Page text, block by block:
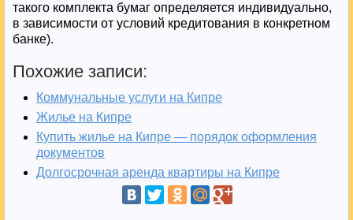
такого комплекта бумаг определяется индивидуально,
в зависимости от условий кредитования в конкретном
банке).
Похожие записи:
Коммунальные услуги на Кипре
Жилье на Кипре
Купить жилье на Кипре — порядок оформления
документов
Долгосрочная аренда квартиры на Кипре